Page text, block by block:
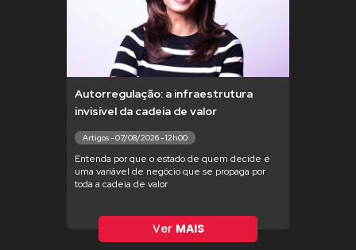
Autorregulação: a infraestrutura
invisível da cadeia de valor
Artigos - 07/08/2026 - 12h00
Entenda por que o estado de quem decide é
uma variável de negócio que se propaga por
toda a cadeia de valor
Ver MAIS